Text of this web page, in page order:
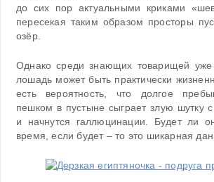
до сих пор актуальными криками
пересекая таким образом просторы
озёр.
Однако среди знающих товарищей уже
лошадь может быть практически
есть вероятность, что долгое
пешком в пустыне сыграет злую шутку
и начнутся галлюцинации. Будет ли
время, если будет – то это шикарная